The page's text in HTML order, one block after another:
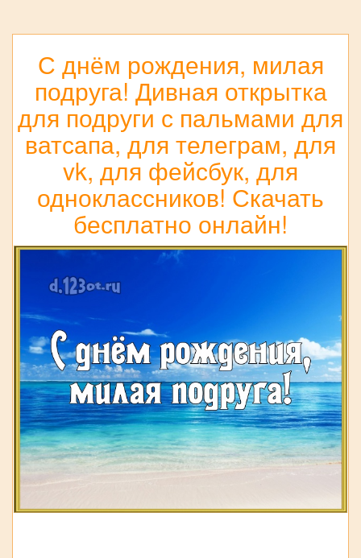
С днём рождения, милая
подруга! Дивная открытка
для подруги с пальмами для
ватсапа, для телеграм, для
vk, для фейсбук, для
одноклассников! Скачать
бесплатно онлайн!